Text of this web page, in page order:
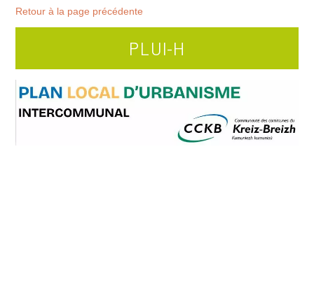
Retour à la page précédente
PLUI-H